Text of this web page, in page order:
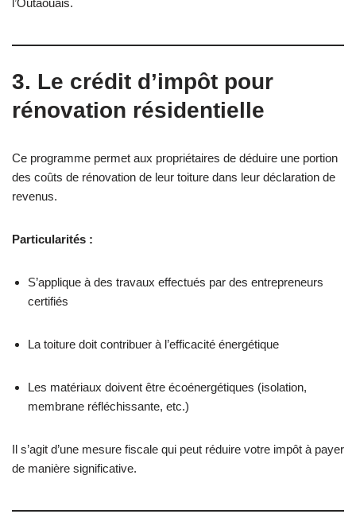
3. Le crédit d’impôt pour
rénovation résidentielle
Ce programme permet aux propriétaires de déduire une portion
des coûts de rénovation de leur toiture dans leur déclaration de
revenus.
Particularités :
S’applique à des travaux effectués par des entrepreneurs
certifiés
La toiture doit contribuer à l’efficacité énergétique
Les matériaux doivent être écoénergétiques (isolation,
membrane réfléchissante, etc.)
Il s’agit d’une mesure fiscale qui peut réduire votre impôt à payer
de manière significative.